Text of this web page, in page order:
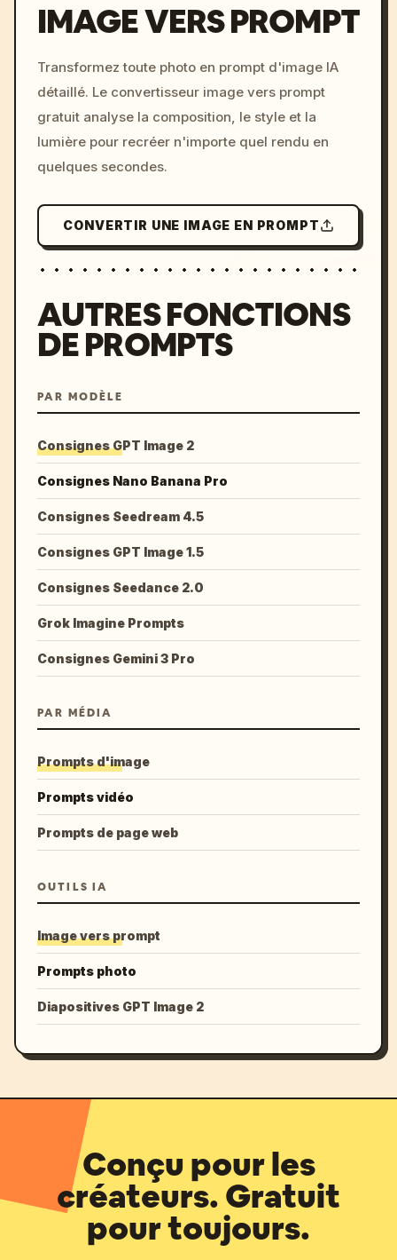
c, cyberpunk sunset, neon
colors, 8k --v 6.0
IMAGE VERS PROMPT
Transformez toute photo en prompt d'image IA
détaillé. Le convertisseur image vers prompt
gratuit analyse la composition, le style et la
lumière pour recréer n'importe quel rendu en
quelques secondes.
CONVERTIR UNE IMAGE EN PROMPT
AUTRES FONCTIONS
DE PROMPTS
PAR MODÈLE
Consignes GPT Image 2
Consignes Nano Banana Pro
Consignes Seedream 4.5
Consignes GPT Image 1.5
Consignes Seedance 2.0
Grok Imagine Prompts
Consignes Gemini 3 Pro
PAR MÉDIA
Prompts d'image
Prompts vidéo
Prompts de page web
OUTILS IA
Image vers prompt
Prompts photo
Diapositives GPT Image 2
Conçu pour les
créateurs. Gratuit
pour toujours.